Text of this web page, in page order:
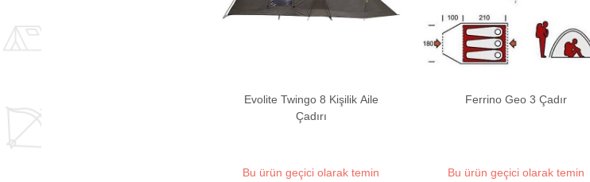
Evolite Twingo 8 Kişilik Aile
Çadırı
Bu ürün geçici olarak temin
Ferrino Geo 3 Çadır
Bu ürün geçici olarak temin